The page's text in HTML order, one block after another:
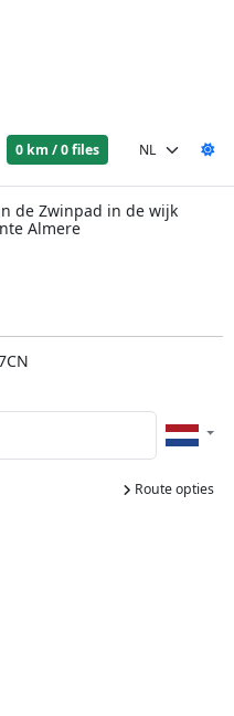
0 km / 0 files
de Zwinpad in de wijk
Almere
Route opties